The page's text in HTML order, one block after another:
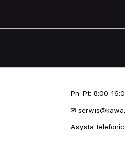
Pn-Pt: 8:00-
✉
Asysta